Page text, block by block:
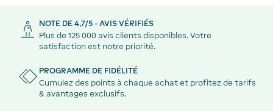
NOTE DE 4,7/5 - AVIS VÉRIFIÉS
Plus de 125 000 avis clients disponibles. Votre
satisfaction est notre priorité.
PROGRAMME DE FIDÉLITÉ
Cumulez des points à chaque achat et profitez de tarifs
& avantages exclusifs.